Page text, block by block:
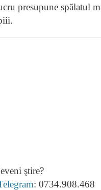
presupune spălatul
ştire?
: 0734.908.468